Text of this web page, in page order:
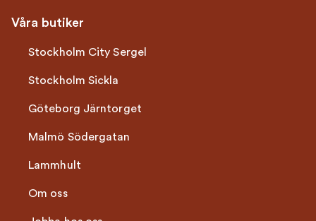
Våra butiker
Stockholm City Sergel
Stockholm Sickla
Göteborg Järntorget
Malmö Södergatan
Lammhult
Om oss